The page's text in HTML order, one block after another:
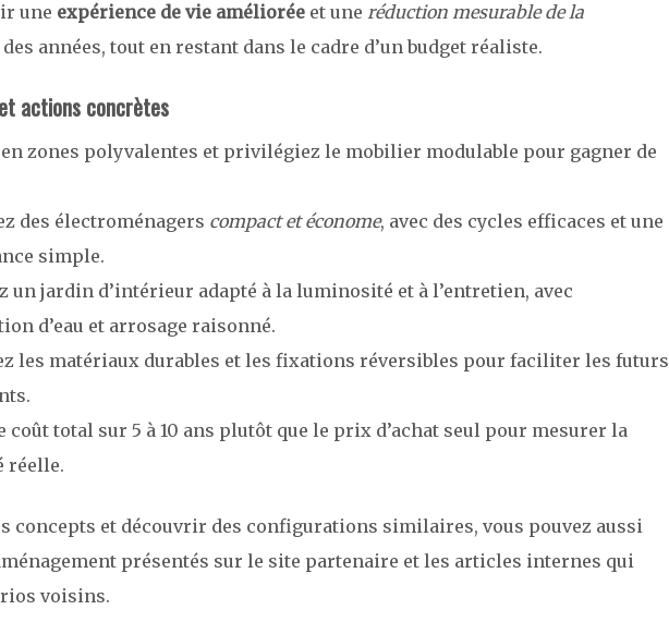
une expérience de vie améliorée et une réduction mesurable de la
années, tout en restant dans le cadre d’un budget réaliste.
actions concrètes
zones polyvalentes et privilégiez le mobilier modulable pour gagner de
des électroménagers compact et économe, avec des cycles efficaces et une
simple.
un jardin d’intérieur adapté à la luminosité et à l’entretien, avec
d’eau et arrosage raisonné.
les matériaux durables et les fixations réversibles pour faciliter les futurs
coût total sur 5 à 10 ans plutôt que le prix d’achat seul pour mesurer la
réelle.
concepts et découvrir des configurations similaires, vous pouvez aussi
présentés sur le site partenaire et les articles internes qui
voisins.